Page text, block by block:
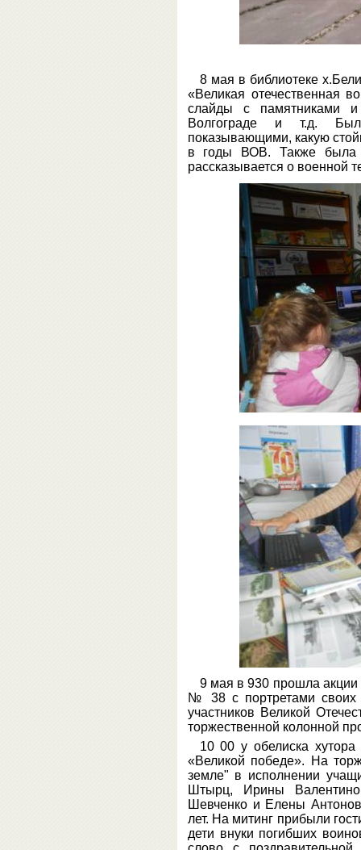
8 мая в библиотеке
«Великая отечественная
слайды с памятниками
Волгограде и т.д.
показывающими, какую
в годы ВОВ. Также была
рассказывается о военной
9 мая в 930 прошла
№ 38 с портретами своих
участников Великой
торжественной колонной
10 00 у обелиска
«Великой победе». На
земле" в исполнении
Штырц, Ирины
Шевченко и Елены
лет. На митинг прибыли
дети внуки погибших